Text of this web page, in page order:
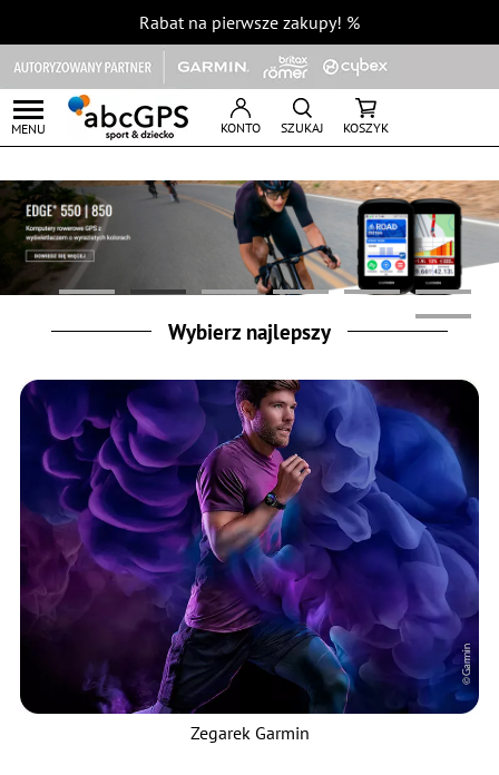
Rabat na pierwsze zakupy! %
MENU KONTO SZUKAJ KOSZYK
Wybierz najlepszy
Zegarek Garmin